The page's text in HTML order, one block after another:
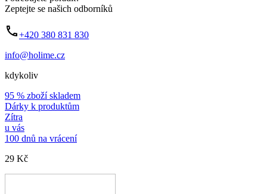
Zeptejte se našich odborníků
+420 380 831 830
info@holime.cz
kdykoliv
95 % zboží skladem
Dárky k produktům
Zítra
u vás
100 dnů na vrácení
29 Kč